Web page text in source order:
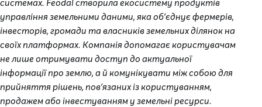
системах. Feodal створила екосистему продуктів
управління земельними даними, яка об’єднує фермерів,
інвесторів, громади та власників земельних ділянок на
своїх платформах. Компанія допомагає користувачам
не лише отримувати доступ до актуальної
інформації про землю, а й комунікувати між собою для
прийняття рішень, пов’язаних із користуванням,
продажем або інвестуванням у земельні ресурси.